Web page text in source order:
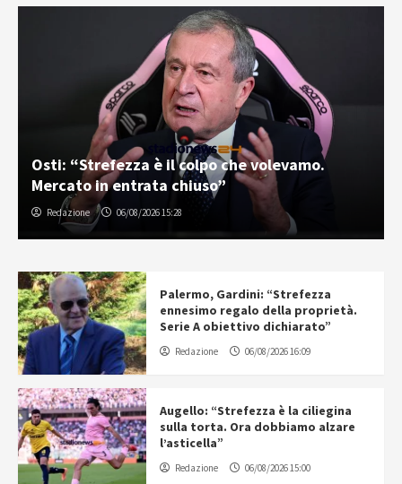
Osti: “Strefezza è il colpo che volevamo.
Mercato in entrata chiuso”
Redazione 06/08/2026 15:28
Palermo, Gardini: “Strefezza
ennesimo regalo della proprietà.
Serie A obiettivo dichiarato”
Redazione 06/08/2026 16:09
Augello: “Strefezza è la ciliegina
sulla torta. Ora dobbiamo alzare
l’asticella”
Redazione 06/08/2026 15:00